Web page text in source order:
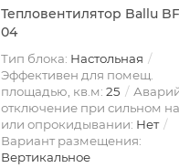
Тепловентилятор Ballu
04
Тип блока: Настольная
Эффективен для помещ.
площадью, кв.м: 25
отключение при сильном
или опрокидывании: Нет
Вариант размещения:
Вертикальное